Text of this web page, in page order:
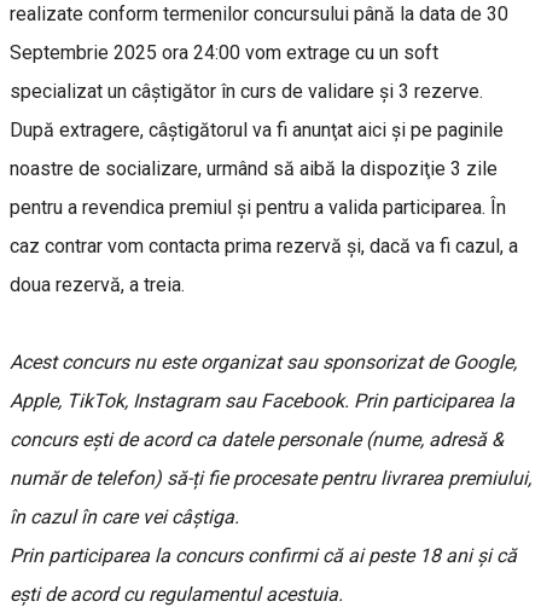
realizate conform termenilor concursului până la data de 30
Septembrie 2025 ora 24:00 vom extrage cu un soft
specializat un câştigător în curs de validare şi 3 rezerve.
După extragere, câştigătorul va fi anunţat aici şi pe paginile
noastre de socializare, urmând să aibă la dispoziţie 3 zile
pentru a revendica premiul și pentru a valida participarea. În
caz contrar vom contacta prima rezervă şi, dacă va fi cazul, a
doua rezervă, a treia.
Acest concurs nu este organizat sau sponsorizat de Google,
Apple, TikTok, Instagram sau Facebook. Prin participarea la
concurs ești de acord ca datele personale (nume, adresă &
număr de telefon) să-ți fie procesate pentru livrarea premiului,
în cazul în care vei câștiga.
Prin participarea la concurs confirmi că ai peste 18 ani şi că
eşti de acord cu regulamentul acestuia.